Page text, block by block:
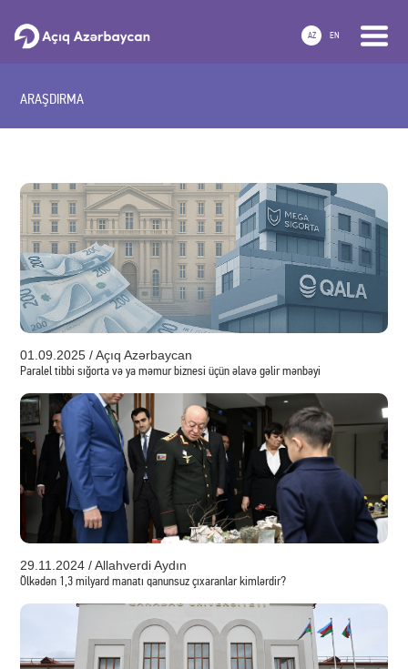
AZ EN
ARAŞDIRMA
01.09.2025 / Açıq Azərbaycan
Paralel tibbi sığorta və ya məmur biznesi üçün əlavə gəlir mənbəyi
29.11.2024 / Allahverdi Aydın
Ölkədən 1,3 milyard manatı qanunsuz çıxaranlar kimlərdir?